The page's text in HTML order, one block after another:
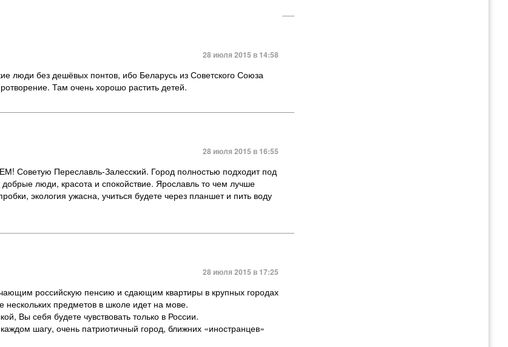
28 июля 2015 в 14:58
люди без дешёвых понтов, ибо Беларусь из Советского Союза
Там очень хорошо растить детей.
28 июля 2015 в 16:55
Советую Переславль-Залесский. Город полностью подходит под
люди, красота и спокойствие. Ярославль то чем лучше
экология ужасна, учиться будете через планшет и пить воду
28 июля 2015 в 17:25
российскую пенсию и сдающим квартиры в крупных городах
нескольких предметов в школе идет на мове.
Вы себя будете чувствовать только в России.
шагу, очень патриотичный город, ближних «иностранцев»